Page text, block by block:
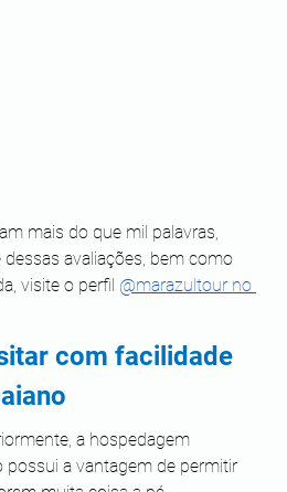
mais do que mil palavras,
avaliações, bem como
visite o perfil @marazultour no
com facilidade
a hospedagem
possui a vantagem de permitir